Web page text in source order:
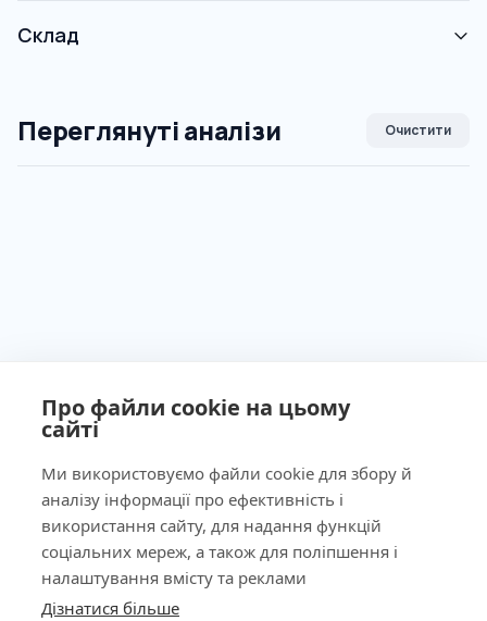
Про файли cookie на цьому
сайті
Ми використовуємо файли cookie для збору й
аналізу інформації про ефективність і
використання сайту, для надання функцій
соціальних мереж, а також для поліпшення і
налаштування вмісту та реклами
Дізнатися більше
Склад
Переглянуті аналізи Очистити
Ліцензія МОЗ України №603260 від 23.09.2011
КНОПКА